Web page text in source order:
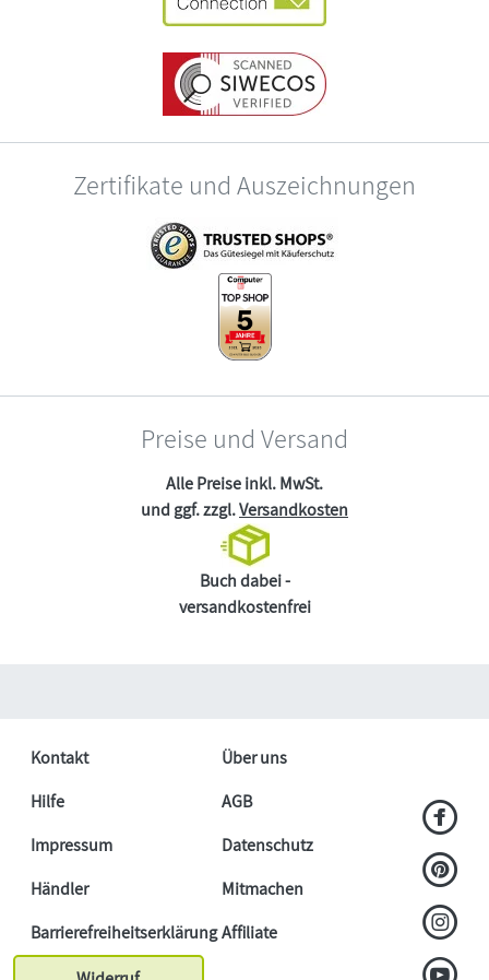
Zertifikate und Auszeichnungen
Preise und Versand
Alle Preise inkl. MwSt.
und ggf. zzgl.Versandkosten
Buch dabei -
versandkostenfrei
Kontakt
Über uns
Hilfe
AGB
Impressum
Datenschutz
Händler
Mitmachen
BarrierefreiheitserklärungAffiliate